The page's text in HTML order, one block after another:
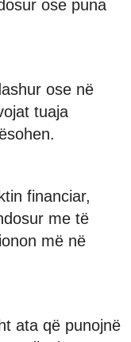
ose puna
ose në
tuaja
financiar,
me të
më në
ata që punojnë